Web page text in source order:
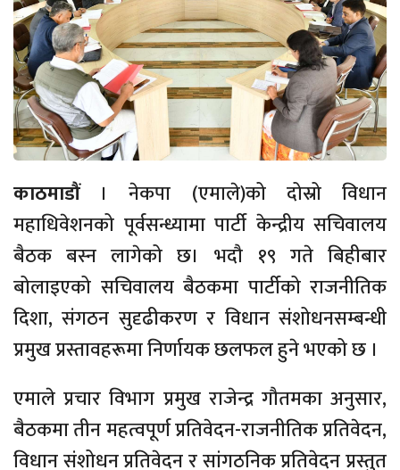
काठमाडौं। नेकपा (एमाले)को दोस्रो विधान
महाधिवेशनको पूर्वसन्ध्यामा पार्टी केन्द्रीय सचिवालय
बैठक बस्न लागेको छ। भदौ १९ गते बिहीबार
बोलाइएको सचिवालय बैठकमा पार्टीको राजनीतिक
दिशा, संगठन सुदृढीकरण र विधान संशोधनसम्बन्धी
प्रमुख प्रस्तावहरूमा निर्णायक छलफल हुने भएको छ ।
एमाले प्रचार विभाग प्रमुख राजेन्द्र गौतमका अनुसार,
बैठकमा तीन महत्वपूर्ण प्रतिवेदन-राजनीतिक प्रतिवेदन,
विधान संशोधन प्रतिवेदन र सांगठनिक प्रतिवेदन प्रस्तुत